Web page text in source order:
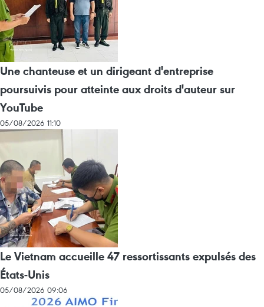
Une chanteuse et un dirigeant d'entreprise
poursuivis pour atteinte aux droits d'auteur sur
YouTube
05/08/2026 11:10
Le Vietnam accueille 47 ressortissants expulsés des
États-Unis
05/08/2026 09:06